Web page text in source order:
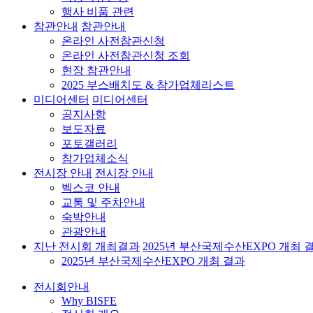
행사 비품 관련
참관안내 참관안내
온라인 사전참관신청
온라인 사전참관신청 조회
현장 참관안내
2025 부스배치도 & 참가업체리스트
미디어센터 미디어센터
공지사항
보도자료
포토갤러리
참가업체소식
전시장 안내 전시장 안내
벡스코 안내
교통 및 주차안내
숙박안내
관광안내
지난 전시회 개최결과 2025년 부산국제수산EXPO 개최
2025년 부산국제수산EXPO 개최 결과
전시회안내
Why BISFE